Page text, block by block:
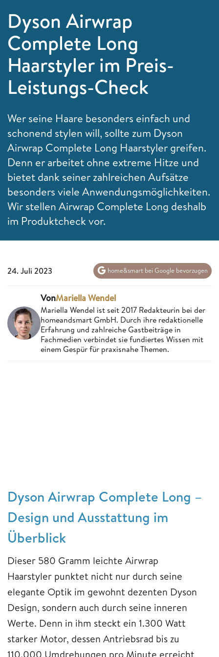
Dyson Airwrap
Complete Long
Haarstyler im Preis-
Leistungs-Check
Wer seine Haare besonders einfach und
schonend stylen will, sollte zum Dyson
Airwrap Complete Long Haarstyler greifen.
Denn er arbeitet ohne extreme Hitze und
bietet dank seiner zahlreichen Aufsätze
besonders viele Anwendungsmöglichkeiten.
Wir stellen Airwrap Complete Long deshalb
im Produktcheck vor.
24. Juli 2023 home&smart bei Google bevorzugen
VonMariella Wendel
Mariella Wendel ist seit 2017 Redakteurin bei der
homeandsmart GmbH. Durch ihre redaktionelle
Erfahrung und zahlreiche Gastbeiträge in
Fachmedien verbindet sie fundiertes Wissen mit
einem Gespür für praxisnahe Themen.
Dyson Airwrap Complete Long –
Design und Ausstattung im
Überblick
Dieser 580 Gramm leichte Airwrap
Haarstyler punktet nicht nur durch seine
elegante Optik im gewohnt dezenten Dyson
Design, sondern auch durch seine inneren
Werte. Denn in ihm steckt ein 1.300 Watt
starker Motor, dessen Antriebsrad bis zu
110.000 Umdrehungen pro Minute erreicht